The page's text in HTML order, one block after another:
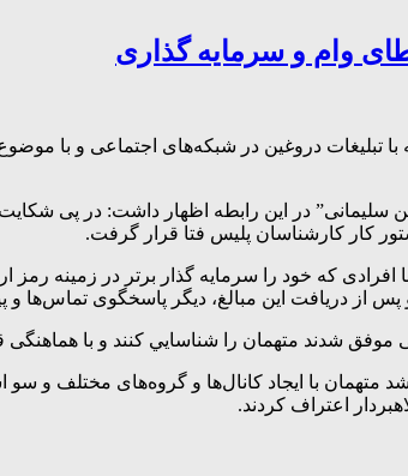
در این رابطه اظهار داشت: در پی شکایت
کار کارشناسان پلیس فتا قرار گرفت.
که خود را سرمایه گذار برتر در زمینه رمز
پس از دریافت این مبالغ، دیگر پاسخگوی تماس‌ها و
را شناسايي کنند و با هماهنگی قضایی، اعضای این